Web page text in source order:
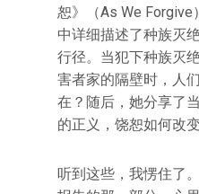
恕》（As We Forgive
中详细描述了种族灭
行径。当犯下种族灭
害者家的隔壁时，人
在？随后，她分享了
的正义，饶恕如何改
听到这些，我愣住了